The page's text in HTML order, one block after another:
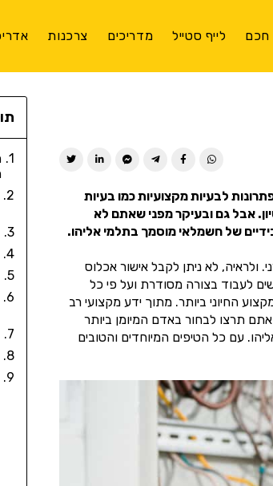
חכם לייף סטייל מדריכים צרכנות
לבעיות מקצועיות כמו בעיות
אבל גם ובעיקר מפני שאתם לא
של חשמלאי מוסמך בתלמי אליהו.
לא ניתן לקבל אישור אכלוס
לעבוד בצורה מסודרת ועל פי כל
החיוני ביותר. מתוך ידע מקצועי רב
תרצו לבחור באדם המיומן ביותר
עם כל הטיפים המיוחדים והטובים